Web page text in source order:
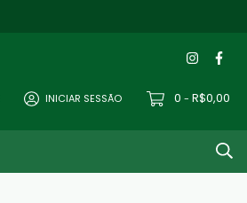
INICIAR SESSÃO 0 - R$0,00